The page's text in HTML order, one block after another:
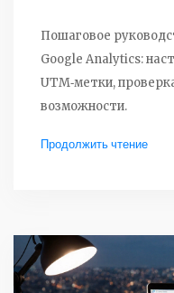
Пошаговое
Google Analytics:
UTM‑метки,
возможности.
Продолжить чтение